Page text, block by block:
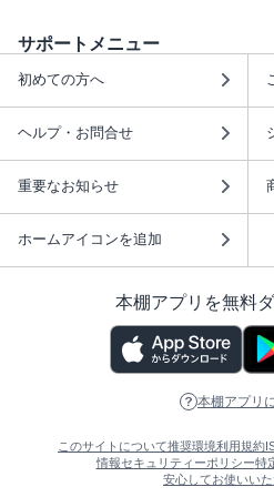
サポートメニュー
初めての方へ
ヘルプ・お問合せ
重要なお知らせ
ホームアイコンを追加
本棚アプリを無料
本棚アプリ
このサイトについて推奨環境利用規約
情報セキュリティーポリシー特
安心してお使いい